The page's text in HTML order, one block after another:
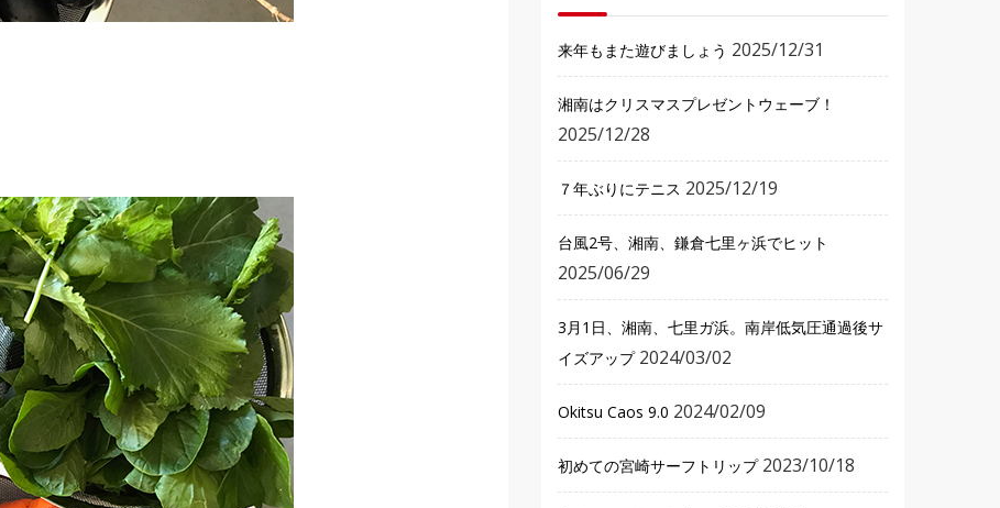
来年もまた遊びましょう 2025/12/31
湘南はクリスマスプレゼントウェーブ！
2025/12/28
７年ぶりにテニス 2025/12/19
台風2号、湘南、鎌倉七里ヶ浜でヒット
2025/06/29
3月1日、湘南、七里ガ浜。南岸低気圧通過後サ
イズアップ 2024/03/02
Okitsu Caos 9.0 2024/02/09
初めての宮崎サーフトリップ 2023/10/18